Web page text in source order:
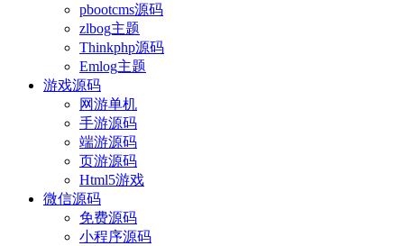
pbootcms源码
zlbog主题
Thinkphp源码
Emlog主题
游戏源码
网游单机
手游源码
端游源码
页游源码
Html5游戏
微信源码
免费源码
小程序源码